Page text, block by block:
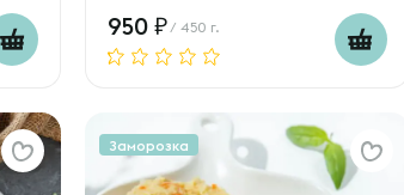
950 / 450 г.
Заморозка